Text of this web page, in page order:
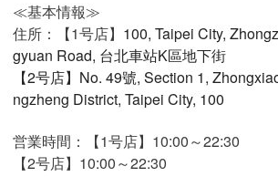
≪基本情報≫
住所：【1号店】 100, Taipei City,
gyuan Road, 台北車站K區地下街
【2号店】No. 49號, Section 1,
ngzheng District, Taipei City, 100
営業時間：【1号店】10:00～22:30
【2号店】10:00～22:30